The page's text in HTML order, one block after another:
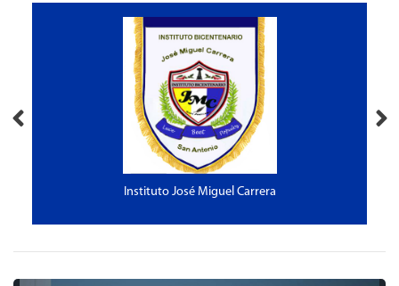
Instituto José Miguel Carrera